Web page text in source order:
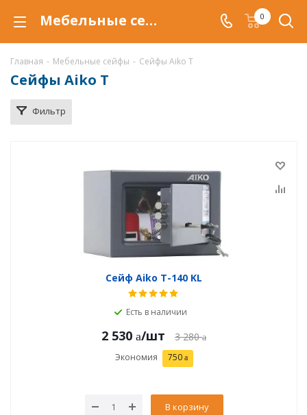
Мебельные сейфы Aiko T в Ханты-Мансийске, купить сейфы Aiko T по низкой цене, доставка сейфов Aiko T 0
Главная - Мебельные сейфы - Сейфы Aiko T
Сейфы Aiko T
Фильтр
Сейф Aiko T-140 KL
Есть в наличии
2 530 /шт 3 280
Экономия 750
В корзину